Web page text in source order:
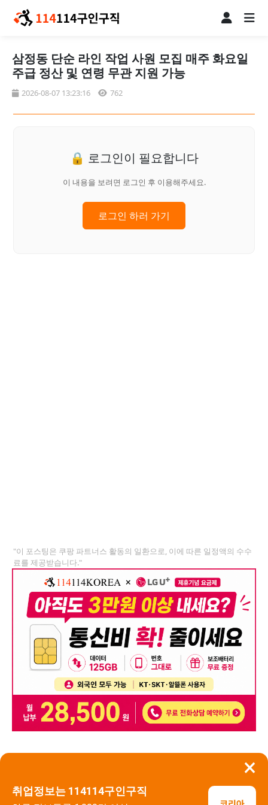
×
취업정보는 114114구인구직
삼정동 단순 라인 작업 사원 모집 매주 화요일
주급 정산 및 연령 무관 지원 가능
2026-08-07 13:23:16 762
🔒 로그인이 필요합니다
이 내용을 보려면 로그인 후 이용해주세요.
로그인 하러 가기
"이 포스팅은 쿠팡 파트너스 활동의 일환으로, 이에 따른 일정액의 수수
료를 제공받습니다."